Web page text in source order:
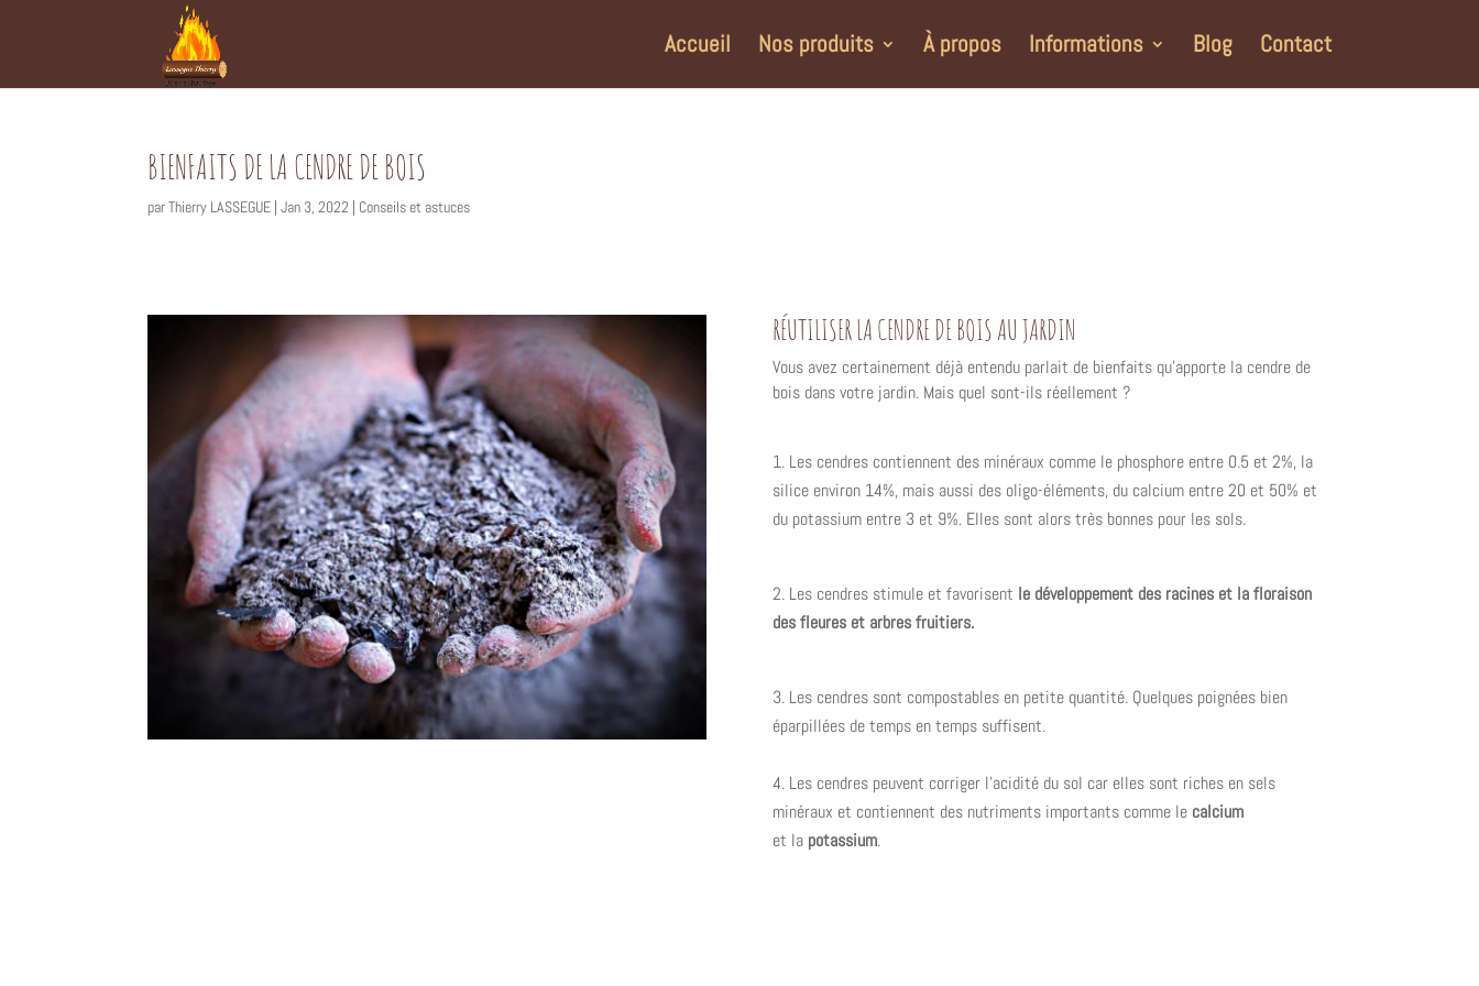
Accueil Nos produits À propos Informations Blog Contact
BIENFAITS DE LA CENDRE DE BOIS
parThierry LASSEGUE |Jan 3, 2022 | Conseils et astuces
RÉUTILISER LA CENDRE DE BOIS AU JARDIN
Vous avez certainement déjà entendu parlait de bienfaits qu’apporte la cendre de
bois dans votre jardin. Mais quel sont-ils réellement ?
Les cendres contiennent des minéraux comme le phosphore entre 0.5 et 2%, la
silice environ 14%, mais aussi des oligo-éléments, du calcium entre 20 et 50% et
du potassium entre 3 et 9%. Elles sont alors très bonnes pour les sols.
Les cendres stimule et favorisent le développement des racines et la floraison
des fleures et arbres fruitiers.
Les cendres sont compostables en petite quantité. Quelques poignées bien
éparpillées de temps en temps suffisent.
Les cendres peuvent corriger l’acidité du sol car elles sont riches en sels
minéraux et contiennent des nutriments importants comme le calcium
et la potassium.